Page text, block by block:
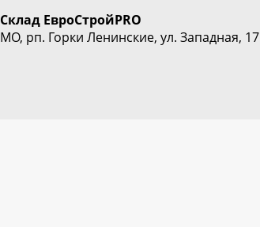
Склад ЕвроСтройPRO
МО, рп. Горки Ленинские, ул. Западная, 17